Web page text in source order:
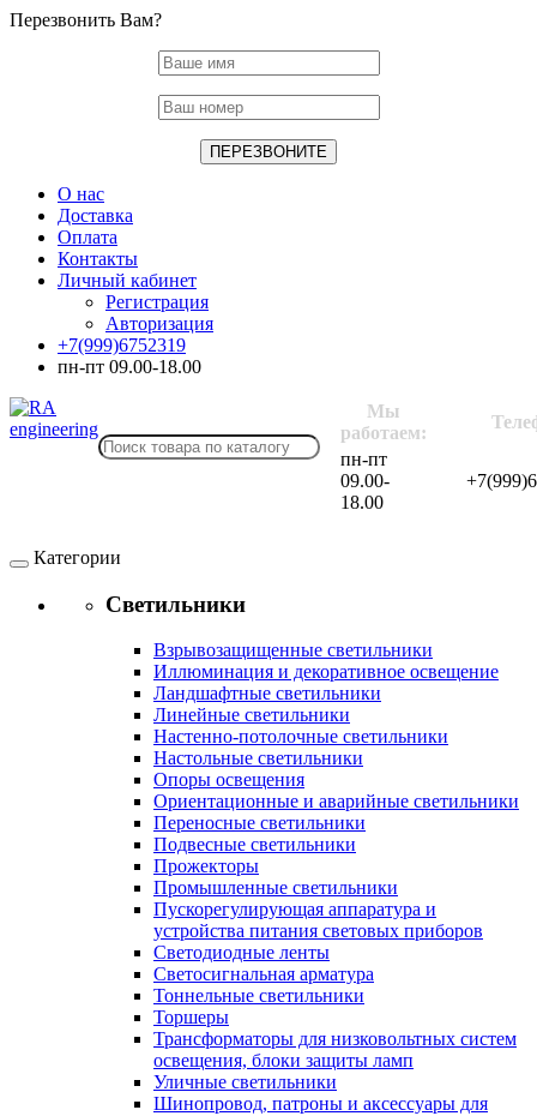
Перезвонить Вам?
О нас
Доставка
Оплата
Контакты
Личный кабинет
Регистрация
Авторизация
+7(999)6752319
пн-пт 09.00-18.00
Мы
работаем:
пн-пт
09.00-
18.00
Категории
Светильники
Взрывозащищенные светильники
Иллюминация и декоративное освещение
Ландшафтные светильники
Линейные светильники
Настенно-потолочные светильники
Настольные светильники
Опоры освещения
Ориентационные и аварийные светильники
Переносные светильники
Подвесные светильники
Прожекторы
Промышленные светильники
Пускорегулирующая аппаратура и
устройства питания световых приборов
Светодиодные ленты
Светосигнальная арматура
Тоннельные светильники
Торшеры
Трансформаторы для низковольтных систем
освещения, блоки защиты ламп
Уличные светильники
Шинопровод, патроны и аксессуары для